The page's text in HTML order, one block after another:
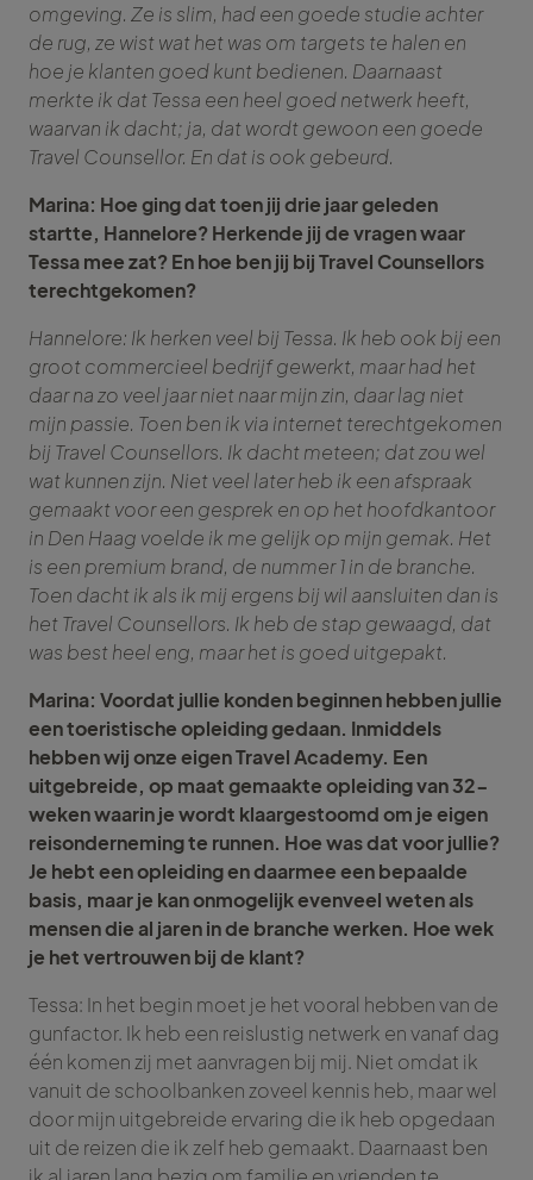
omgeving. Ze is slim, had een goede studie achter
de rug, ze wist wat het was om targets te halen en
hoe je klanten goed kunt bedienen. Daarnaast
merkte ik dat Tessa een heel goed netwerk heeft,
waarvan ik dacht; ja, dat wordt gewoon een goede
Travel Counsellor. En dat is ook gebeurd.
Marina: Hoe ging dat toen jij drie jaar geleden
startte, Hannelore? Herkende jij de vragen waar
Tessa mee zat? En hoe ben jij bij Travel Counsellors
terechtgekomen?
Hannelore: Ik herken veel bij Tessa. Ik heb ook bij een
groot commercieel bedrijf gewerkt, maar had het
daar na zo veel jaar niet naar mijn zin, daar lag niet
mijn passie. Toen ben ik via internet terechtgekomen
bij Travel Counsellors. Ik dacht meteen; dat zou wel
wat kunnen zijn. Niet veel later heb ik een afspraak
gemaakt voor een gesprek en op het hoofdkantoor
in Den Haag voelde ik me gelijk op mijn gemak. Het
is een premium brand, de nummer 1 in de branche.
Toen dacht ik als ik mij ergens bij wil aansluiten dan is
het Travel Counsellors. Ik heb de stap gewaagd, dat
was best heel eng, maar het is goed uitgepakt.
Marina: Voordat jullie konden beginnen hebben jullie
een toeristische opleiding gedaan. Inmiddels
hebben wij onze eigen Travel Academy. Een
uitgebreide, op maat gemaakte opleiding van 32-
weken waarin je wordt klaargestoomd om je eigen
reisonderneming te runnen. Hoe was dat voor jullie?
Je hebt een opleiding en daarmee een bepaalde
basis, maar je kan onmogelijk evenveel weten als
mensen die al jaren in de branche werken. Hoe wek
je het vertrouwen bij de klant?
Tessa: In het begin moet je het vooral hebben van de
gunfactor. Ik heb een reislustig netwerk en vanaf dag
één komen zij met aanvragen bij mij. Niet omdat ik
vanuit de schoolbanken zoveel kennis heb, maar wel
door mijn uitgebreide ervaring die ik heb opgedaan
uit de reizen die ik zelf heb gemaakt. Daarnaast ben